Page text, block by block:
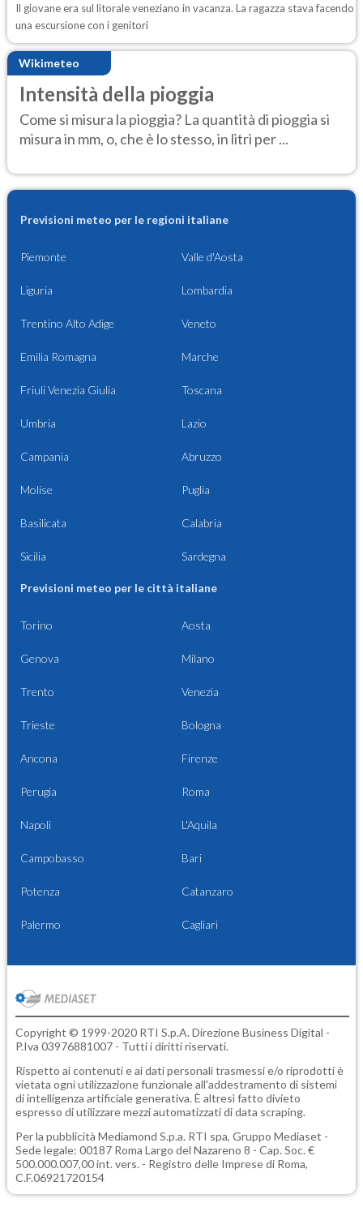
Il giovane era sul litorale veneziano in vacanza. La ragazza stava facendo
una escursione con i genitori
Wikimeteo
Intensità della pioggia
Come si misura la pioggia? La quantità di pioggia si
misura in mm, o, che è lo stesso, in litri per ...
Previsioni meteo per le regioni italiane
Piemonte Valle d'Aosta
Liguria Lombardia
Trentino Alto Adige Veneto
Emilia Romagna Marche
Friuli Venezia Giulia Toscana
Umbria Lazio
Campania Abruzzo
Molise Puglia
Basilicata Calabria
Sicilia Sardegna
Previsioni meteo per le città italiane
Torino Aosta
Genova Milano
Trento Venezia
Trieste Bologna
Ancona Firenze
Perugia Roma
Napoli L'Aquila
Campobasso Bari
Potenza Catanzaro
Palermo Cagliari
Copyright © 1999-2020 RTI S.p.A. Direzione Business Digital -
P.Iva 03976881007 - Tutti i diritti riservati.
Rispetto ai contenuti e ai dati personali trasmessi e/o riprodotti è
vietata ogni utilizzazione funzionale all'addestramento di sistemi
di intelligenza artificiale generativa. È altresì fatto divieto
espresso di utilizzare mezzi automatizzati di data scraping.
Per la pubblicità Mediamond S.p.a. RTI spa, Gruppo Mediaset -
Sede legale: 00187 Roma Largo del Nazareno 8 - Cap. Soc. €
500.000.007,00 int. vers. - Registro delle Imprese di Roma,
C.F.06921720154